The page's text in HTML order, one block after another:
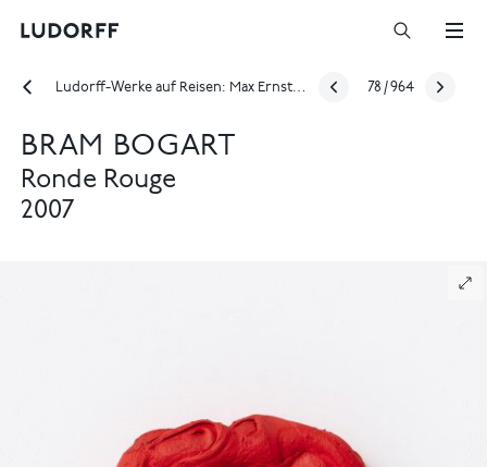
Ludorff-Werke auf Reisen: Max Ernst und Hans Bellmer im Taipei Fine Arts Museum 78 /964
BRAM BOGART
Ronde Rouge
2007